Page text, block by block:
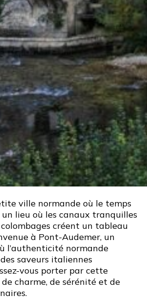
ville normande où le temps
un lieu où les canaux tranquilles
créent un tableau
à Pont-Audemer, un
l’authenticité normande
saveurs italiennes
vous porter par cette
charme, de sérénité et de